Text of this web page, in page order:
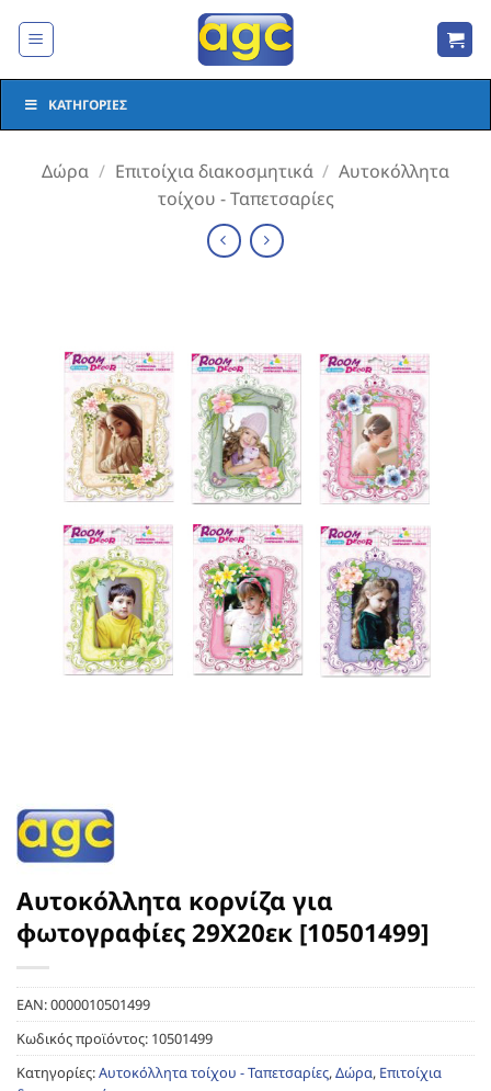
στο
ΚΑΤΗΓΟΡΊΕΣ
Δώρα / Επιτοίχια διακοσμητικά / Αυτοκόλλητα
τοίχου - Ταπετσαρίες
Αυτοκόλλητα κορνίζα για
φωτογραφίες 29Χ20εκ [10501499]
EAN:0000010501499
Κωδικός προϊόντος: 10501499
Κατηγορίες:Αυτοκόλλητα τοίχου - Ταπετσαρίες,Δώρα, Επιτοίχια